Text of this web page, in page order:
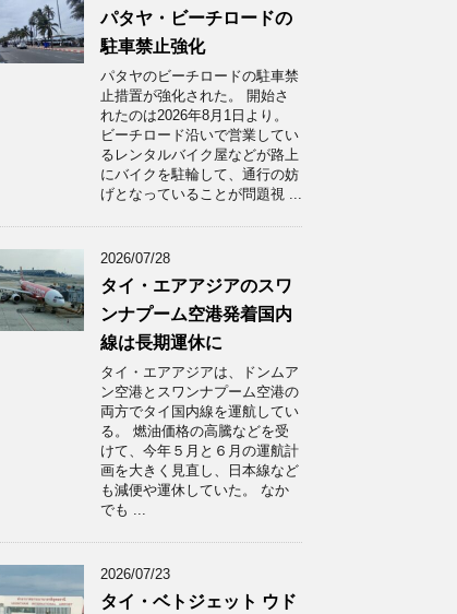
パタヤ・ビーチロードの
駐車禁止強化
パタヤのビーチロードの駐車禁
止措置が強化された。 開始さ
れたのは2026年8月1日より。
ビーチロード沿いで営業してい
るレンタルバイク屋などが路上
にバイクを駐輪して、通行の妨
げとなっていることが問題視 ...
2026/07/28
タイ・エアアジアのスワ
ンナプーム空港発着国内
線は長期運休に
タイ・エアアジアは、ドンムア
ン空港とスワンナプーム空港の
両方でタイ国内線を運航してい
る。 燃油価格の高騰などを受
けて、今年５月と６月の運航計
画を大きく見直し、日本線など
も減便や運休していた。 なか
でも ...
2026/07/23
タイ・ベトジェット ウド